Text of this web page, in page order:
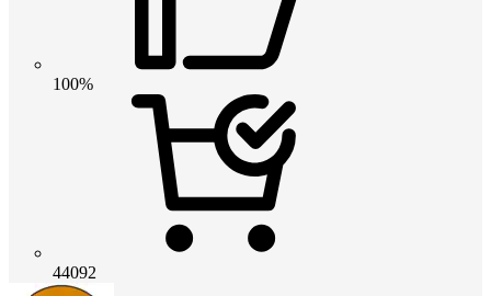
100%
44092